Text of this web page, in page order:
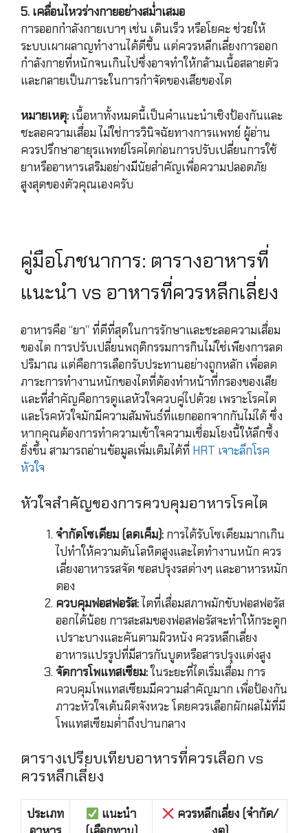
5. เคลื่อนไหวร่างกายอย่างสม่ำเสมอ
การออกกำลังกายเบาๆ เช่น เดินเร็ว หรือโยคะ ช่วยให้
ระบบเผาผลาญทำงานได้ดีขึ้น แต่ควรหลีกเลี่ยงการออก
กำลังกายที่หนักจนเกินไปซึ่งอาจทำให้กล้ามเนื้อสลายตัว
และกลายเป็นภาระในการกำจัดของเสียของไต
หมายเหตุ: เนื้อหาทั้งหมดนี้เป็นคำแนะนำเชิงป้องกันและ
ชะลอความเสื่อม ไม่ใช่การวินิจฉัยทางการแพทย์ ผู้อ่าน
ควรปรึกษาอายุรแพทย์โรคไตก่อนการปรับเปลี่ยนการใช้
ยาหรืออาหารเสริมอย่างมีนัยสำคัญเพื่อความปลอดภัย
สูงสุดของตัวคุณเองครับ
คู่มือโภชนาการ: ตารางอาหารที่
แนะนำ vs อาหารที่ควรหลีกเลี่ยง
อาหารคือ “ยา” ที่ดีที่สุดในการรักษาและชะลอความเสื่อม
ของไต การปรับเปลี่ยนพฤติกรรมการกินไม่ใช่เพียงการลด
ปริมาณ แต่คือการเลือกรับประทานอย่างถูกหลัก เพื่อลด
ภาระการทำงานหนักของไตที่ต้องทำหน้าที่กรองของเสีย
และที่สำคัญคือการดูแลหัวใจควบคู่ไปด้วย เพราะโรคไต
และโรคหัวใจมักมีความสัมพันธ์ที่แยกออกจากกันไม่ได้ ซึ่ง
หากคุณต้องการทำความเข้าใจความเชื่อมโยงนี้ให้ลึกซึ้ง
ยิ่งขึ้น สามารถอ่านข้อมูลเพิ่มเติมได้ที่ HRT เจาะลึกโรค
หัวใจ
หัวใจสำคัญของการควบคุมอาหารโรคไต
จำกัดโซเดียม (ลดเค็ม): การได้รับโซเดียมมากเกิน
ไปทำให้ความดันโลหิตสูงและไตทำงานหนัก ควร
เลี่ยงอาหารรสจัด ซอสปรุงรสต่างๆ และอาหารหมัก
ดอง
ควบคุมฟอสฟอรัส: ไตที่เสื่อมสภาพมักขับฟอสฟอรัส
ออกได้น้อย การสะสมของฟอสฟอรัสจะทำให้กระดูก
เปราะบางและคันตามผิวหนัง ควรหลีกเลี่ยง
อาหารแปรรูปที่มีสารกันบูดหรือสารปรุงแต่งสูง
จัดการโพแทสเซียม:ในระยะที่ไตเริ่มเสื่อม การ
ควบคุมโพแทสเซียมมีความสำคัญมาก เพื่อป้องกัน
ภาวะหัวใจเต้นผิดจังหวะ โดยควรเลือกผักผลไม้ที่มี
โพแทสเซียมต่ำถึงปานกลาง
ตารางเปรียบเทียบอาหารที่ควรเลือก vs
ควรหลีกเลี่ยง
ประเภท
แนะนำ
ควรหลีกเลี่ยง (จำกัด/